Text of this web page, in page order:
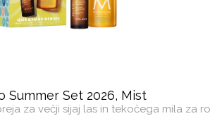
Summer Set 2026, Mist
za večji sijaj las in tekočega mila za